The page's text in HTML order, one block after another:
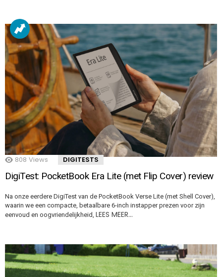
808 Views DIGITESTS
DigiTest: PocketBook Era Lite (met Flip Cover) review
Na onze eerdere DigiTest van de PocketBook Verse Lite (met Shell Cover),
waarin we een compacte, betaalbare 6-inch instapper prezen voor zijn
eenvoud en oogvriendelijkheid, LEES MEER…